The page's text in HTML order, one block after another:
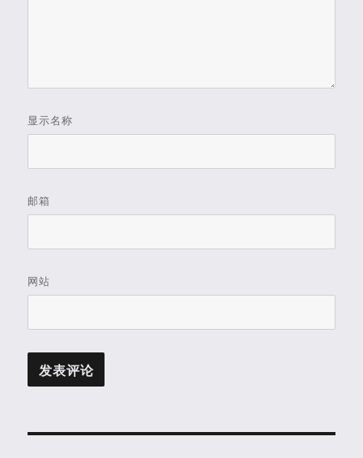
显示名称
邮箱
网站